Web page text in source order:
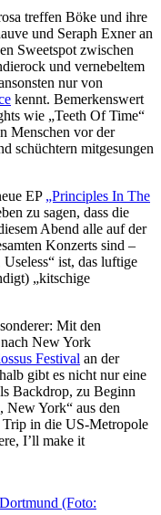
treffen Böke und ihre
und Seraph Exner an
Sweetspot zwischen
und vernebeltem
nur von
kennt. Bemerkenswert
wie „Teeth Of Time“
Menschen vor der
schüchtern mitgesungen
EP „Principles In The
zu sagen, dass die
Abend alle auf der
Konzerts sind –
ist, das luftige
„kitschige
Mit den
New York
Festival an der
gibt es nicht nur eine
Backdrop, zu Beginn
New York“ aus den
in die US-Metropole
I’ll make it